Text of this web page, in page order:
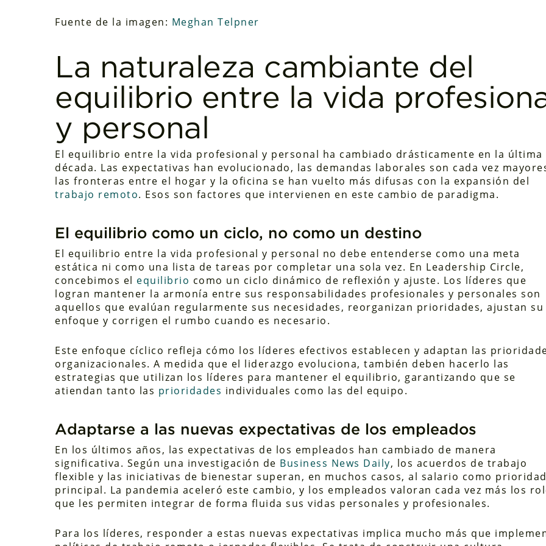
Fuente de la imagen: Meghan Telpner
La naturaleza cambiante del
equilibrio entre la vida
y personal
El equilibrio entre la vida profesional y personal ha cambiado drásticamente en la última
década. Las expectativas han evolucionado, las demandas laborales son cada vez
las fronteras entre el hogar y la oficina se han vuelto más difusas con la expansión del
trabajo remoto. Esos son factores que intervienen en este cambio de paradigma.
El equilibrio como un ciclo, no como un destino
El equilibrio entre la vida profesional y personal no debe entenderse como una meta
estática ni como una lista de tareas por completar una sola vez. En Leadership Circle,
concebimos el equilibrio como un ciclo dinámico de reflexión y ajuste. Los líderes que
logran mantener la armonía entre sus responsabilidades profesionales y personales son
aquellos que evalúan regularmente sus necesidades, reorganizan prioridades, ajustan su
enfoque y corrigen el rumbo cuando es necesario.
Este enfoque cíclico refleja cómo los líderes efectivos establecen y adaptan las
organizacionales. A medida que el liderazgo evoluciona, también deben hacerlo las
estrategias que utilizan los líderes para mantener el equilibrio, garantizando que se
atiendan tanto las prioridades individuales como las del equipo.
Adaptarse a las nuevas expectativas de los empleados
En los últimos años, las expectativas de los empleados han cambiado de manera
significativa. Según una investigación de Business News Daily, los acuerdos de trabajo
flexible y las iniciativas de bienestar superan, en muchos casos, al salario como prioridad
principal. La pandemia aceleró este cambio, y los empleados valoran cada vez más los
que les permiten integrar de forma fluida sus vidas personales y profesionales.
Para los líderes, responder a estas nuevas expectativas implica mucho más que